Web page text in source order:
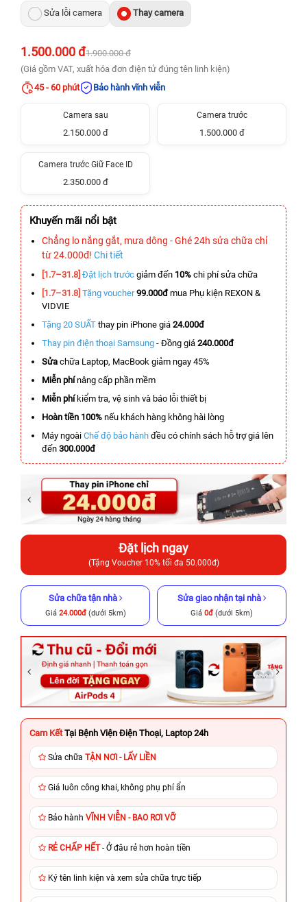
Sửa lỗi camera Thay camera
1.500.000 đ1.900.000 đ
(Giá gồm VAT, xuất hóa đơn điện tử đúng tên linh kiện)
45 - 60 phút
Bảo hành vĩnh viễn
Camera sau
2.150.000 đ
Camera trước
1.500.000 đ
Camera trước Giữ Face ID
2.350.000 đ
Khuyến mãi nổi bật
Chẳng lo nắng gắt, mưa dông - Ghé 24h sửa chữa chỉ
từ 24.000đ! Chi tiết
[1.7–31.8] Đặt lịch trước giảm đến 10% chi phí sửa chữa
[1.7–31.8] Tặng voucher 99.000đmua Phụ kiện REXON &
VIDVIE
Tặng 20 SUẤT thay pin iPhone giá 24.000đ
Thay pin điện thoại Samsung - Đồng giá 240.000đ
Sửa chữa Laptop, MacBook giảm ngay 45%
Miễn phínâng cấp phần mềm
Miễn phíkiểm tra, vệ sinh và báo lỗi thiết bị
Hoàn tiền 100% nếu khách hàng không hài lòng
Máy ngoài Chế độ bảo hành đều có chính sách hỗ trợ giá lên
đến 300.000đ
Đặt lịch ngay
(Tặng Voucher 10% tối đa 50.000đ)
Sửa chữa tận nhà
Giá 24.000đ(dưới 5km)
Sửa giao nhận tại nhà
Giá 0đ (dưới 5km)
Cam Kết Tại Bệnh Viện Điện Thoại, Laptop 24h
Sửa chữa TẬN NƠI - LẤY LIỀN
Giá luôn công khai, không phụ phí ẩn
Bảo hành VĨNH VIỄN - BAO RƠI VỠ
RẺ CHẤP HẾT- Ở đâu rẻ hơn hoàn tiền
Ký tên linh kiện và xem sửa chữa trực tiếp